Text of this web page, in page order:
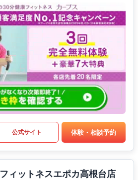
公式サイト 体験・相談予約
ィットネスエポカ高根台店